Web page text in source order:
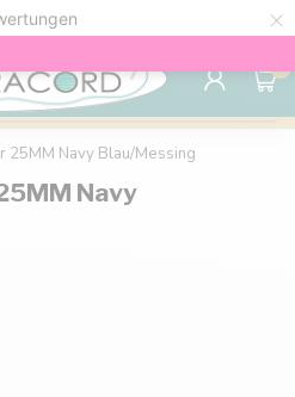
×
ab 150 €
0
25MM Navy Blau/Messing
Navy